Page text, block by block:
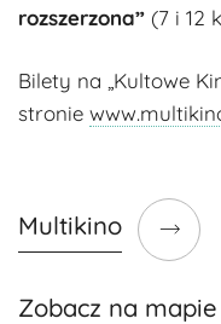
rozszerzona” (7 i 12
Bilety na „Kultowe
stronie
Multikino
Zobacz na mapie